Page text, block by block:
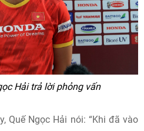
Hải trả lời phỏng vấn
Quế Ngọc Hải nói: “Khi đã vào